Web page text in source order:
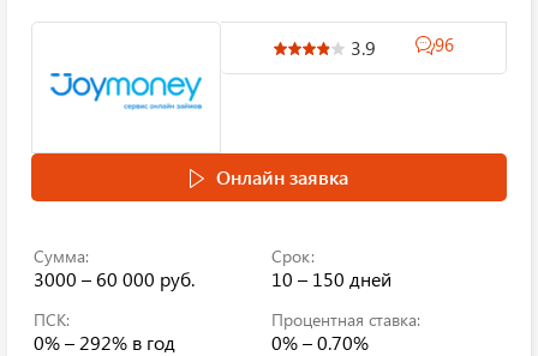
3.9 96
Онлайн заявка
Сумма:
3000 – 60 000 руб.
Срок:
10 – 150 дней
ПСК:
0% – 292% в год
Процентная ставка:
0% – 0.70%